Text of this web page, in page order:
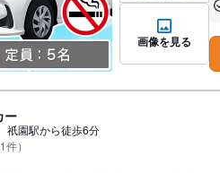
画像を見る
ー
祇園駅から徒歩6分
件）